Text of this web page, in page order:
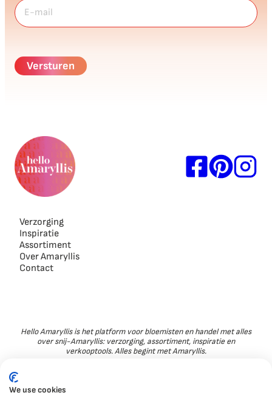
Verzorging
Inspiratie
Assortiment
Over Amaryllis
Contact
Hello Amaryllis is het platform voor bloemisten en handel met alles
over snij-Amaryllis: verzorging, assortiment, inspiratie en
verkooptools. Alles begint met Amaryllis.
We use cookies